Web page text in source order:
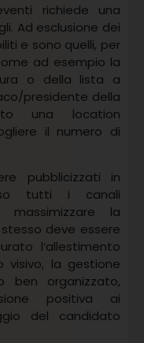
richiede una
Ad esclusione dei
e sono quelli, per
ad esempio la
o della lista a
presidente della
una location
il numero di
pubblicizzati in
tutti i canali
massimizzare la
deve essere
l’allestimento
visivo, la gestione
ben organizzato,
positiva ai
del candidato